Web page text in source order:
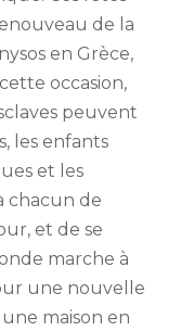
de la
en Grèce,
occasion,
peuvent
les enfants
et les
chacun de
et de se
marche à
une nouvelle
maison en